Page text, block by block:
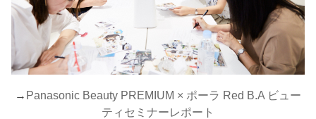
→ Panasonic Beauty PREMIUM × ポーラ Red B.A ビュー
ティセミナーレポート